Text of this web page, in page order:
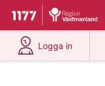
Till startsidan för
Du har valt
Logga in
på 1177.se